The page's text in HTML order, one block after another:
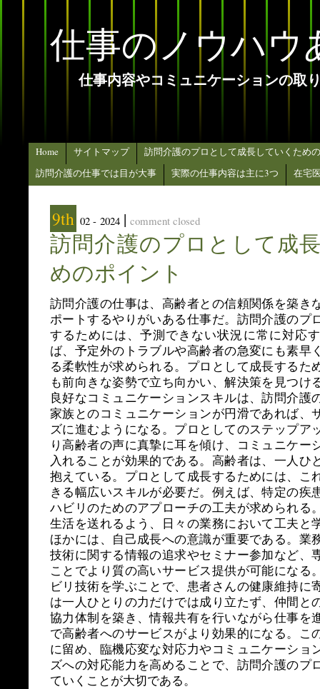
仕事のノウハウ
仕事内容やコミュニケーションの取
Home サイトマップ
訪問介護のプロとして成長していくため
訪問介護の仕事では目が大事
実際の仕事内容は主に3つ 在宅
9th 02 - 2024 | comment closed
訪問介護のプロとして成
めのポイント
訪問介護の仕事は、高齢者との信頼関係を築き
ポートするやりがいある仕事だ。訪問介護のプ
するためには、予測できない状況に常に対応
ば、予定外のトラブルや高齢者の急変にも素早
る柔軟性が求められる。プロとして成長するた
も前向きな姿勢で立ち向かい、解決策を見つけ
良好なコミュニケーションスキルは、訪問介護
家族とのコミュニケーションが円滑であれば、
ズに進むようになる。プロとしてのステップア
り高齢者の声に真摯に耳を傾け、コミュニケー
入れることが効果的である。高齢者は、一人ひ
抱えている。プロとして成長するためには、こ
きる幅広いスキルが必要だ。例えば、特定の疾
ハビリのためのアプローチの工夫が求められる
生活を送れるよう、日々の業務において工夫と
ほかには、自己成長への意識が重要である。業
技術に関する情報の追求やセミナー参加など、
ことでより質の高いサービス提供が可能になる
ビリ技術を学ぶことで、患者さんの健康維持に
は一人ひとりの力だけでは成り立たず、仲間と
協力体制を築き、情報共有を行いながら仕事を
で高齢者へのサービスがより効果的になる。こ
に留め、臨機応変な対応力やコミュニケーショ
ズへの対応能力を高めることで、訪問介護のプ
ていくことが大切である。